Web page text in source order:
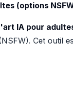
(options
IA pour
Cet outil